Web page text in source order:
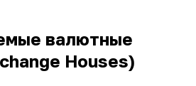
валютные
Houses)